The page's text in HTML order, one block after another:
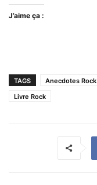
J’aime ça :
TAGS Anecdotes Rock
Livre Rock